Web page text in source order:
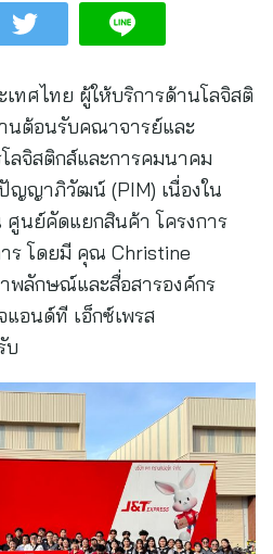
เทศไทย ผู้ให้บริการด้านโลจิสติ
นต้อนรับคณาจารย์และ
จิสติกส์และการคมนาคม
ญญาภิวัฒน์ (PIM) เนื่องใน
นย์คัดแยกสินค้า โครงการ
ร โดยมี คุณ Christine
พลักษณ์และสื่อสารองค์กร
อนด์ที เอ็กซ์เพรส
บ